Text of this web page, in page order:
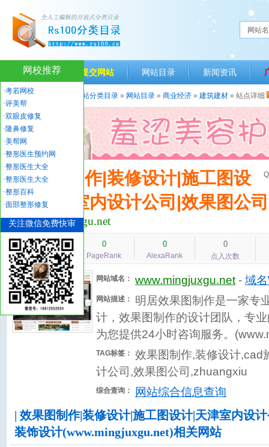
网站
网站首页 提交网站 网站目录 新闻资讯
当前位置： 人生一百网站分类目录 » 网站目录 » 商业经济 » 建筑建材 » 站点详细
效果图制作|装修设计|施工图设
计|天津室内设计公司|效果图公
www.mingjuxgu.net
10224
人气指数
0
PageRank
0
AlexaRank
0
点入次数
网站域名： www.mingjuxgu.net- 域
网站描述：
明居效果图制作是一家专
计，效果图制作的设计团队，专
为您提供24小时咨询服务。
TAG标签：
效果图制作,装修设计,cad
计公司,效果图公司,zhuangxiu
综合查询： 网站综合信息查询
| 效果图制作|装修设计|施工图设计|天津室内设
装饰设计(www.mingjuxgu.net)相关网站
网校推荐
·考若网校
·评美帮
·双眼皮修复
·隆鼻修复
·美帮网
·整形医生预约网
·整形医生大全
·整形医生大全
·整形百科
·面部整形修复
关注微信免费快审